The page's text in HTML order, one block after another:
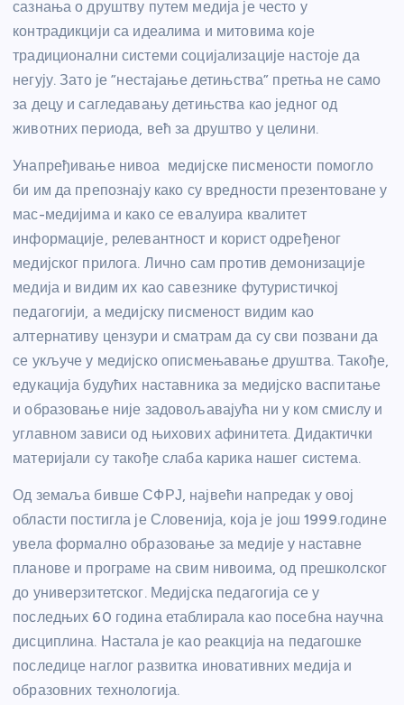
сазнања о друштву путем медија је често у
контрадикцији са идеалима и митовима које
традиционални системи социјализације настоје да
негују. Зато је ”нестајање детињства” претња не само
за децу и сагледавању детињства као једног од
животних периода, већ за друштво у целини.
Унапређивање нивоа медијске писмености помогло
би им да препознају како су вредности презентоване у
мас-медијима и како се евалуира квалитет
информације, релевантност и корист одређеног
медијског прилога. Лично сам против демонизације
медија и видим их као савезнике футуристичкој
педагогији, а медијску писменост видим као
алтернативу цензури и сматрам да су сви позвани да
се укључе у медијско описмењавање друштва. Такође,
едукација будућих наставника за медијско васпитање
и образовање није задовољавајућа ни у ком смислу и
углавном зависи од њихових афинитета. Дидактички
материјали су такође слаба карика нашег система.
Од земаља бивше СФРЈ, највећи напредак у овој
области постигла је Словенија, која је још 1999.године
увела формално образовање за медије у наставне
планове и програме на свим нивоима, од прешколског
до универзитетског. Медијска педагогија се у
последњих 60 година етаблирала као посебна научна
дисциплина. Настала је као реакција на педагошке
последице наглог развитка иновативних медија и
образовних технологија.